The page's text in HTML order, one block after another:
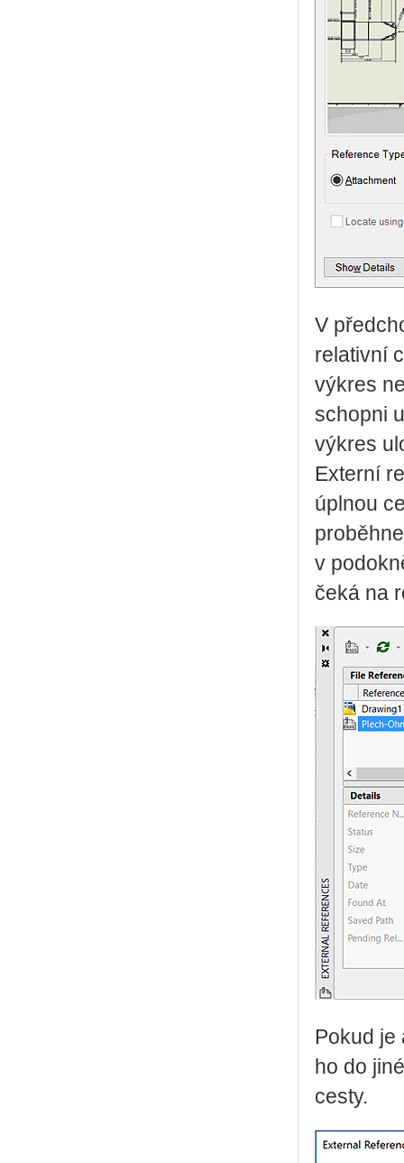
V
relativní
výkres
schopni
výkres
Externí
úplnou
v
čeká na
Pokud je
ho do
cesty.